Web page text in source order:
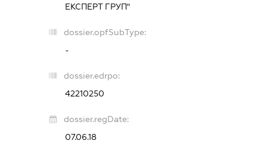
ЕКСПЕРТ ГРУП"
dossier.opfSubType:
-
dossier.edrpo:
42210250
dossier.regDate:
07.06.18